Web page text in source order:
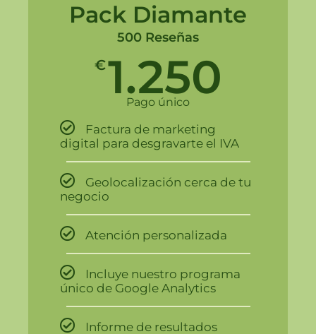
Pack Diamante
500 Reseñas
€1.250
Pago único
Factura de marketing
digital para desgravarte el IVA
Geolocalización cerca de tu
negocio
Atención personalizada
Incluye nuestro programa
único de Google Analytics
Informe de resultados